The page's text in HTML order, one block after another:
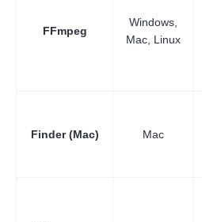
FFmpeg
Windows,
Mac, Linux
Finder (Mac) Mac